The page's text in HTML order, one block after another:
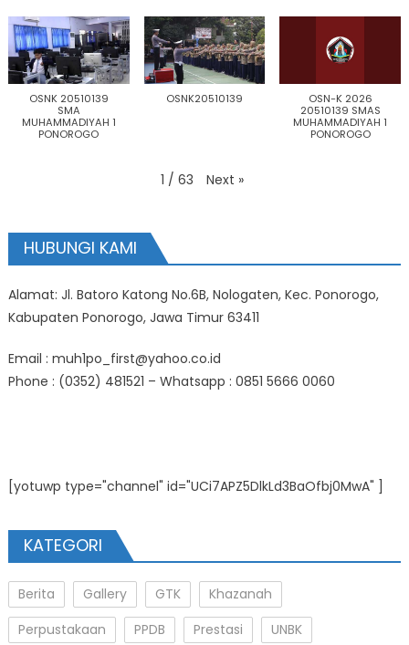
OSNK 20510139
SMA
MUHAMMADIYAH 1
PONOROGO
OSNK20510139
OSN-K 2026
20510139 SMAS
MUHAMMADIYAH 1
PONOROGO
1 / 63 Next »
HUBUNGI KAMI
Alamat: Jl. Batoro Katong No.6B, Nologaten, Kec. Ponorogo,
Kabupaten Ponorogo, Jawa Timur 63411
Email : muh1po_first@yahoo.co.id
Phone : (0352) 481521 – Whatsapp : 0851 5666 0060
[yotuwp type="channel" id="UCi7APZ5DlkLd3BaOfbj0MwA" ]
KATEGORI
Berita Gallery GTK
Khazanah
Perpustakaan
PPDB Prestasi UNBK